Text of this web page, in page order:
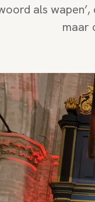
als
maar